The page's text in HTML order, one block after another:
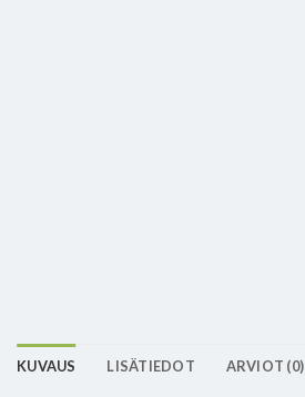
KUVAUS LISÄTIEDOT ARVIOT (0)